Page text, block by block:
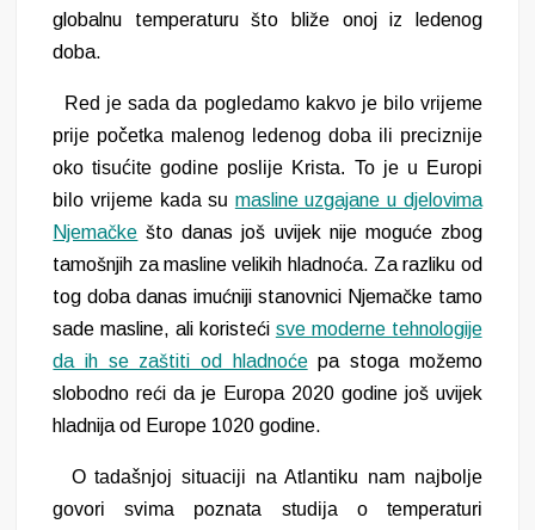
globalnu temperaturu što bliže onoj iz ledenog
doba.
Red je sada da pogledamo kakvo je bilo vrijeme
prije početka malenog ledenog doba ili preciznije
oko tisućite godine poslije Krista. To je u Europi
bilo vrijeme kada su masline uzgajane u djelovima
Njemačke što danasjoš uvijeknije moguće zbog
tamošnjih za maslinevelikih hladnoća. Za razliku od
tog doba danas imućniji stanovnici Njemačke tamo
sade masline, ali koristeći sve moderne tehnologije
da ih se zaštiti od hladnoćepa stoga možemo
slobodno reći da je Europa 2020 godine još uvijek
hladnija od Europe 1020 godine.
O tadašnjoj situaciji na Atlantiku nam najbolje
govori svima poznata studija o temperaturi